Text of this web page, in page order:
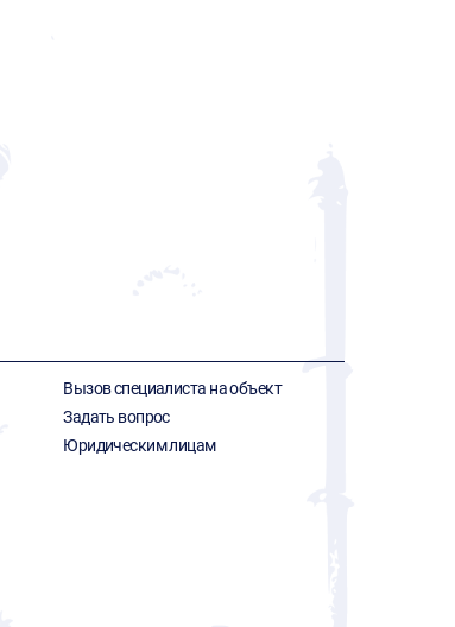
Вызов специалиста на объект
Задать вопрос
Юридическим лицам